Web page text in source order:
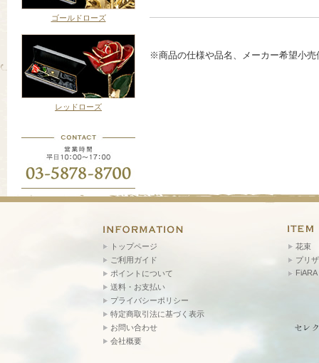
ゴールドローズ
レッドローズ
※商品の仕様や品名、メーカー希望小
トップページ
ご利用ガイド
ポイントについて
送料・お支払い
プライバシーポリシー
特定商取引法に基づく表示
お問い合わせ
会社概要
花束
プリ
FiARA